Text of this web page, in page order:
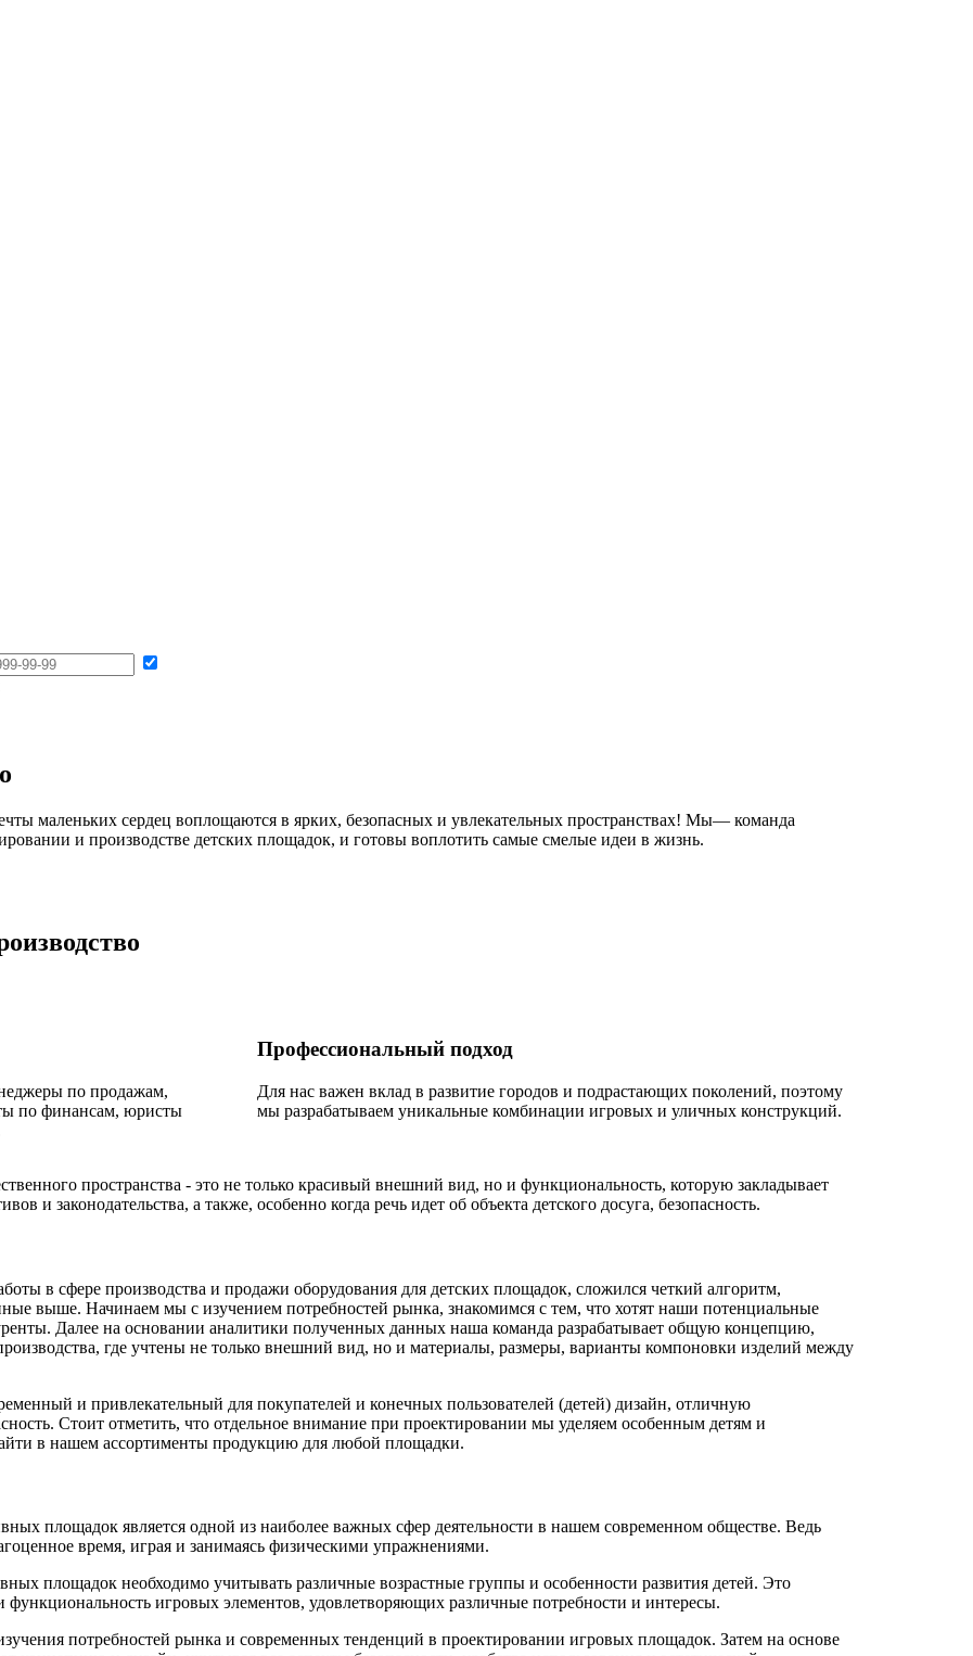
маленьких сердец воплощаются в ярких, безопасных и увлекательных пространствах! Мы— команда
и производстве детских площадок, и готовы воплотить самые смелые идеи в жизнь.
по продажам,
по финансам, юристы
Профессиональный подход
Для нас важен вклад в развитие городов и подрастающих поколений, поэтому
мы разрабатываем уникальные комбинации игровых и уличных конструкций.
пространства - это не только красивый внешний вид, но и функциональность, которую закладывает
и законодательства, а также, особенно когда речь идет об объекта детского досуга, безопасность.
в сфере производства и продажи оборудования для детских площадок, сложился четкий алгоритм,
выше. Начинаем мы с изучением потребностей рынка, знакомимся с тем, что хотят наши потенциальные
Далее на основании аналитики полученных данных наша команда разрабатывает общую концепцию,
производства, где учтены не только внешний вид, но и материалы, размеры, варианты компоновки изделий между
и привлекательный для покупателей и конечных пользователей (детей) дизайн, отличную
Стоит отметить, что отдельное внимание при проектировании мы уделяем особенным детям и
в нашем ассортименты продукцию для любой площадки.
площадок является одной из наиболее важных сфер деятельности в нашем современном обществе. Ведь
время, играя и занимаясь физическими упражнениями.
площадок необходимо учитывать различные возрастные группы и особенности развития детей. Это
функциональность игровых элементов, удовлетворяющих различные потребности и интересы.
потребностей рынка и современных тенденций в проектировании игровых площадок. Затем на основе